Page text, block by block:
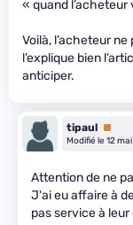
« quand
Voilà, l’acheteur
l’explique bien
anticiper.
tipaul
Modifié le 12 mai
Attention de ne
J'ai eu affaire à
pas service à